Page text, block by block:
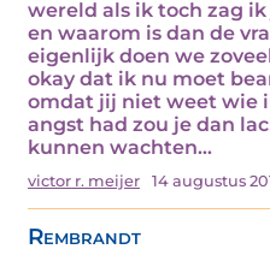
wereld als ik toch zag
en waarom is dan de
eigenlijk doen we
okay dat ik nu moet
omdat jij niet weet wie
angst had zou je dan
kunnen wachten…
victor r. meijer 14 augustus
Rembrandt